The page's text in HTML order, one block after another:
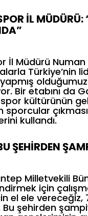
İL
İl Müdürü
Türkiye’nin
Bir etabını da
kültürünün
sporcular
kullandı.
ŞEHİRDEN
Milletvekili
için
el ele
Bu şehirden